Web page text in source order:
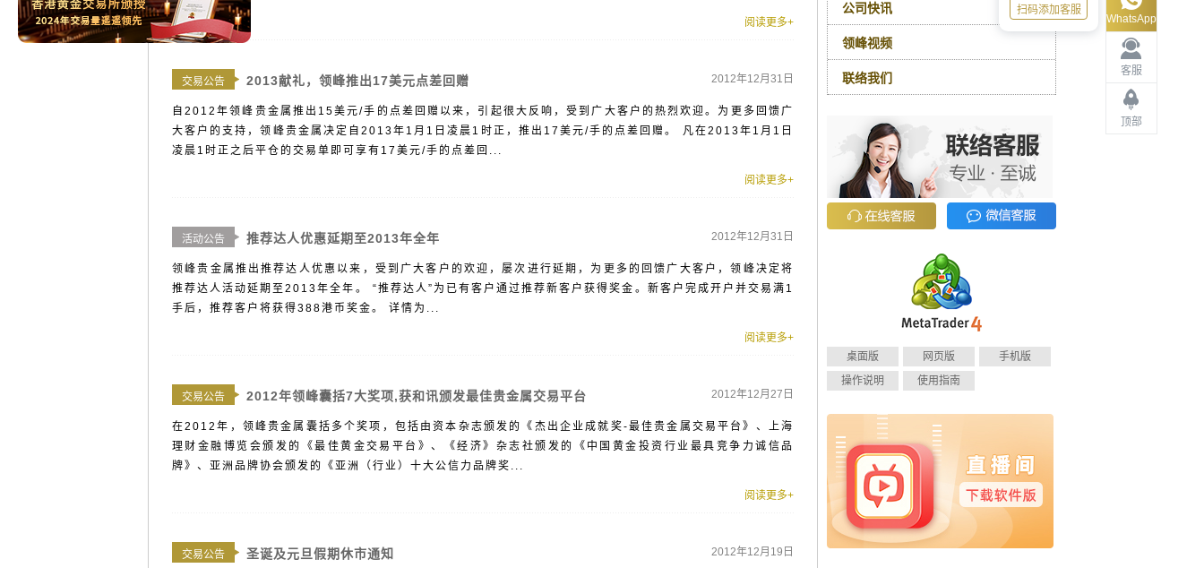
客服
顶部
WhatsApp
扫码添加客服
阅读更多+
交易公告 2013献礼，领峰推出17美元点差回赠 2012年12月31日
自2012年领峰贵金属推出15美元/手的点差回赠以来，引起很大反响，受到广大客户的热烈欢迎。为更多回馈广
大客户的支持，领峰贵金属决定自2013年1月1日凌晨1时正，推出17美元/手的点差回赠。 凡在2013年1月1日
凌晨1时正之后平仓的交易单即可享有17美元/手的点差回...
阅读更多+
活动公告 推荐达人优惠延期至2013年全年 2012年12月31日
领峰贵金属推出推荐达人优惠以来，受到广大客户的欢迎，屡次进行延期，为更多的回馈广大客户，领峰决定将
推荐达人活动延期至2013年全年。 “推荐达人”为已有客户通过推荐新客户获得奖金。新客户完成开户并交易满1
手后，推荐客户将获得388港币奖金。 详情为...
阅读更多+
交易公告 2012年领峰囊括7大奖项,获和讯颁发最佳贵金属交易平台 2012年12月27日
在2012年，领峰贵金属囊括多个奖项，包括由资本杂志颁发的《杰出企业成就奖-最佳贵金属交易平台》、上海
理财金融博览会颁发的《最佳黄金交易平台》、《经济》杂志社颁发的《中国黄金投资行业最具竞争力诚信品
牌》、亚洲品牌协会颁发的《亚洲（行业）十大公信力品牌奖...
阅读更多+
交易公告 圣诞及元旦假期休市通知 2012年12月19日
公司快讯
领峰视频
联络我们
桌面版 网页版
手机版
操作说明
使用指南